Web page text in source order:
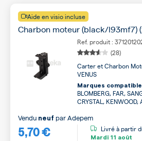
Aide en visio incluse
Charbon moteur (black/l93mf7)
Ref. produit :
(28)
Carter et Charbon
VENUS
Marques
BLOMBERG, FAR,
CRYSTAL, KENWOOD,
5,70 €
Vendu neuf parAdepem
Livré à partir
Mardi 11 août